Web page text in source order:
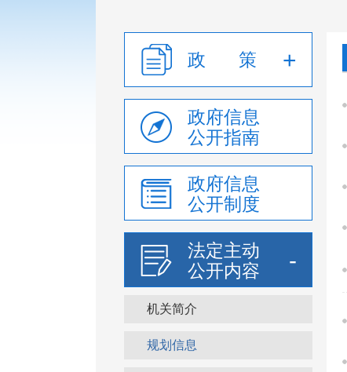
政 策
政府信息
公开指南
政府信息
公开制度
法定主动
公开内容
机关简介
规划信息